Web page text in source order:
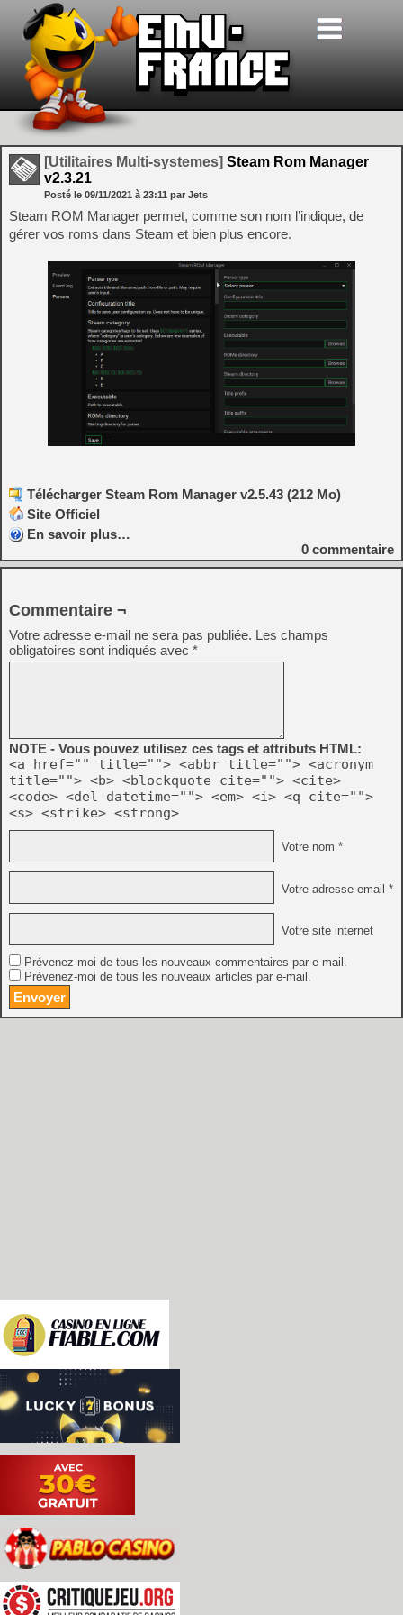
[Utilitaires Multi-systemes] Steam Rom Manager
v2.3.21
Posté le 09/11/2021 à 23:11 par Jets
Steam ROM Manager permet, comme son nom l’indique, de
gérer vos roms dans Steam et bien plus encore.
Télécharger Steam Rom Manager v2.5.43 (212 Mo)
Site Officiel
En savoir plus…
0 commentaire
Commentaire ¬
Votre adresse e-mail ne sera pas publiée. Les champs
obligatoires sont indiqués avec *
NOTE - Vous pouvez utilisez ces tags et attributs HTML:
<a href="" title=""> <abbr title=""> <acronym
title=""> <b> <blockquote cite=""> <cite>
<code> <del datetime=""> <em> <i> <q cite="">
<s> <strike> <strong>
Votre nom *
Votre adresse email *
Votre site internet
Prévenez-moi de tous les nouveaux commentaires par e-mail.
Prévenez-moi de tous les nouveaux articles par e-mail.